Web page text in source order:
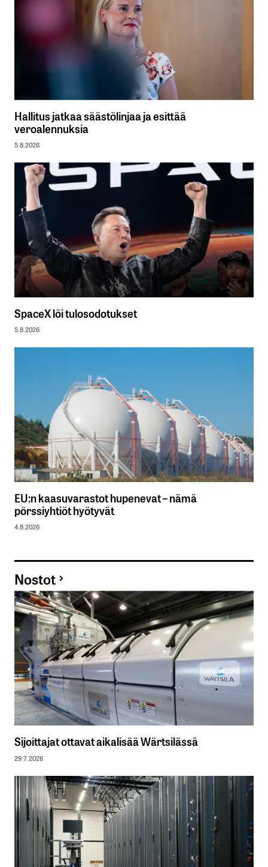
Hallitus jatkaa säästölinjaa ja esittää
veroalennuksia
5.8.2026
SpaceX löi tulosodotukset
5.8.2026
EU:n kaasuvarastot hupenevat – nämä
pörssiyhtiöt hyötyvät
4.8.2026
Nostot
Sijoittajat ottavat aikalisää Wärtsilässä
29.7.2026